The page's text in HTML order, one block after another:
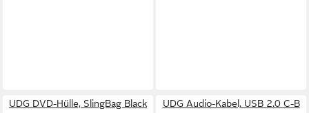
UDG DVD-Hülle, SlingBag Black
UDG Audio-Kabel, USB 2.0 C-B